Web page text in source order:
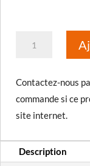
Chassis
Contactez-nous
commande si ce
site internet.
Description